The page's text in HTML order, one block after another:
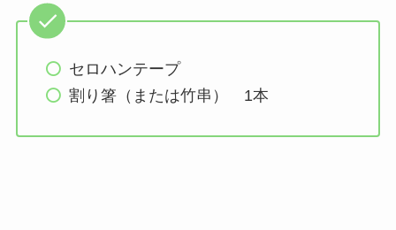
セロハンテープ
割り箸（または竹串） 1本